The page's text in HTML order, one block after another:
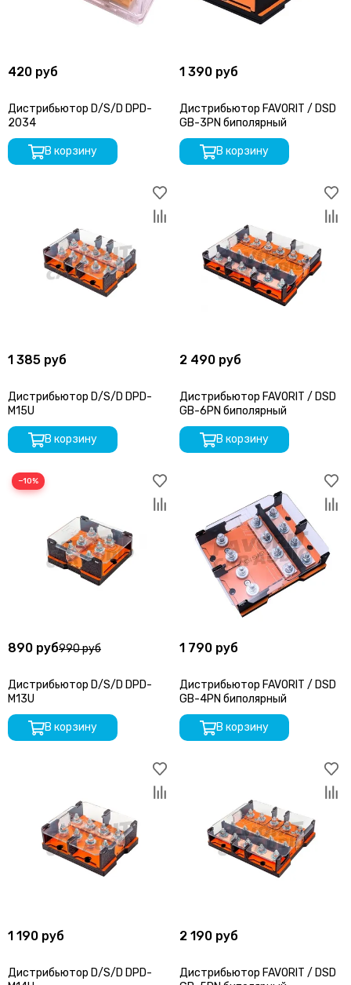
420 руб
Дистрибьютор D/S/D DPD-
2034
В корзину
1 390 руб
Дистрибьютор FAVORIT / DSD
GB-3PN биполярный
В корзину
1 385 руб
Дистрибьютор D/S/D DPD-
M15U
В корзину
2 490 руб
Дистрибьютор FAVORIT / DSD
GB-6PN биполярный
В корзину
−10%
890 руб990 руб
Дистрибьютор D/S/D DPD-
M13U
В корзину
1 790 руб
Дистрибьютор FAVORIT / DSD
GB-4PN биполярный
В корзину
1 190 руб
Дистрибьютор D/S/D DPD-
2 190 руб
Дистрибьютор FAVORIT / DSD